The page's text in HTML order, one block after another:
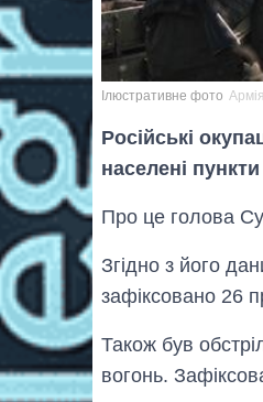
Ілюстративне фото
Російські
населені
Про це голова
Згідно з його
зафіксовано 26
Також був
вогонь.